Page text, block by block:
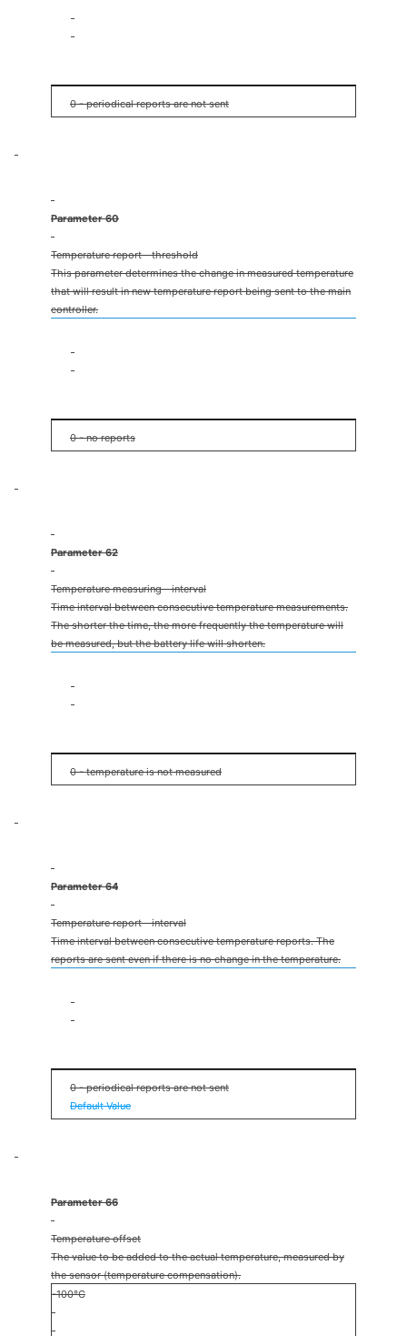
0 - periodical reports are not sent
Parameter 60
Temperature report - threshold
This parameter determines the change in measured temperature
that will result in new temperature report being sent to the main
controller.
0 - no reports
Parameter 62
Temperature measuring - interval
Time interval between consecutive temperature measurements.
The shorter the time, the more frequently the temperature will
be measured, but the battery life will shorten.
0 - temperature is not measured
Parameter 64
Temperature report - interval
Time interval between consecutive temperature reports. The
reports are sent even if there is no change in the temperature.
0 - periodical reports are not sent
Default Value
Parameter 66
Temperature offset
The value to be added to the actual temperature, measured by
the sensor (temperature compensation).
-100°C